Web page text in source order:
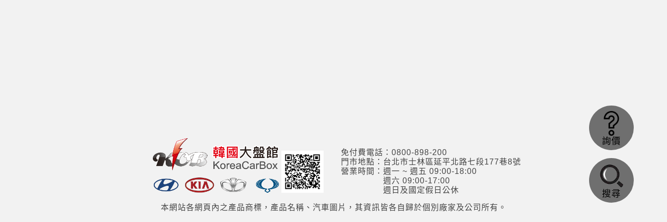
免付費電話：0800-898-200
門市地點：台北市士林區延平北路七段177巷8號
營業時間：週一 ~ 週五 09:00-18:00
週六 09:00-17:00
週日及國定假日公休
本網站各網頁內之產品商標，產品名稱、汽車圖片，其資訊皆各自歸於個別廠家及公司所有。
詢價
搜尋